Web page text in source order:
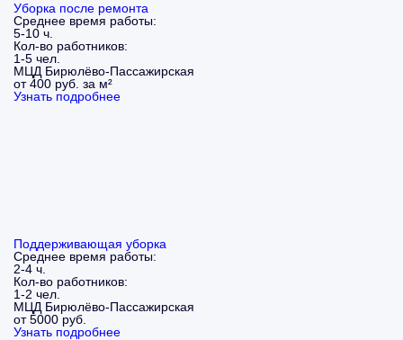
Уборка после ремонта
Среднее время работы:
5-10 ч.
Кол-во работников:
1-5 чел.
МЦД Бирюлёво-Пассажирская
от 400 руб. за м²
Узнать подробнее
Поддерживающая уборка
Среднее время работы:
2-4 ч.
Кол-во работников:
1-2 чел.
МЦД Бирюлёво-Пассажирская
от 5000 руб.
Узнать подробнее